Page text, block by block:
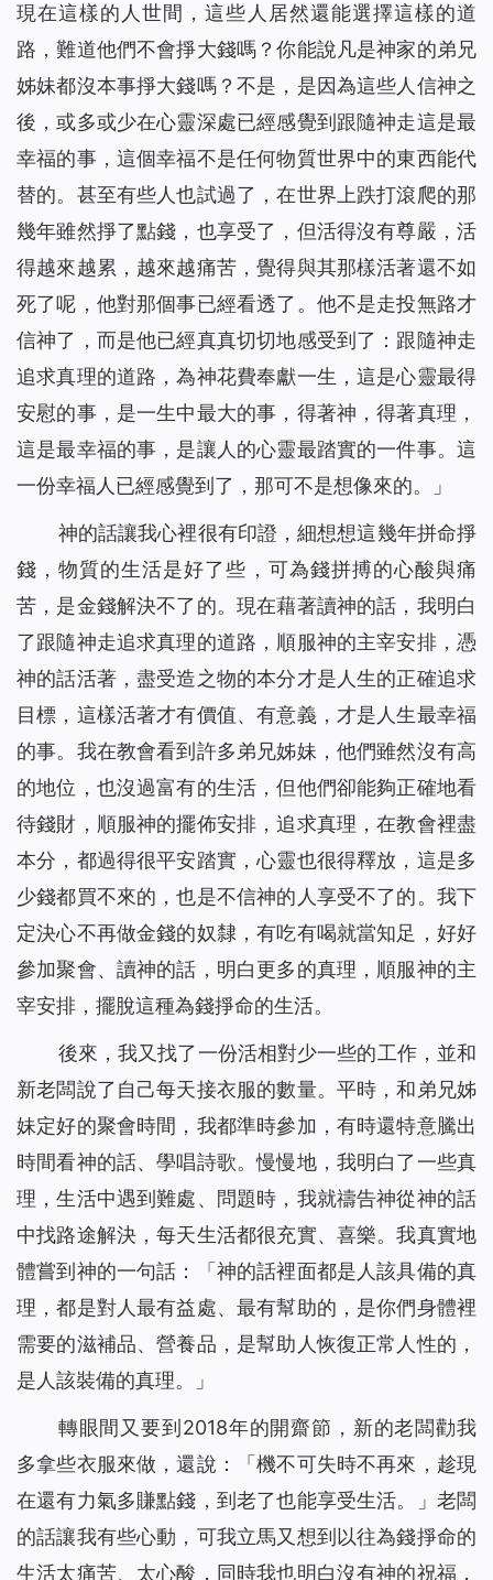
現在這樣的人世間，這些人居然還能選擇這樣的道
路，難道他們不會掙大錢嗎？你能說凡是神家的弟兄
姊妹都沒本事掙大錢嗎？不是，是因為這些人信神之
後，或多或少在心靈深處已經感覺到跟隨神走這是最
幸福的事，這個幸福不是任何物質世界中的東西能代
替的。甚至有些人也試過了，在世界上跌打滾爬的那
幾年雖然掙了點錢，也享受了，但活得沒有尊嚴，活
得越來越累，越來越痛苦，覺得與其那樣活著還不如
死了呢，他對那個事已經看透了。他不是走投無路才
信神了，而是他已經真真切切地感受到了：跟隨神走
追求真理的道路，為神花費奉獻一生，這是心靈最得
安慰的事，是一生中最大的事，得著神，得著真理，
這是最幸福的事，是讓人的心靈最踏實的一件事。這
一份幸福人已經感覺到了，那可不是想像來的。
」
神的話讓我心裡很有印證，細想想這幾年拼命掙
錢，物質的生活是好了些，可為錢拼搏的心酸與痛
苦，是金錢解決不了的。現在藉著讀神的話，我明白
了跟隨神走追求真理的道路，順服神的主宰安排，憑
神的話活著，盡受造之物的本分才是人生的正確追求
目標，這樣活著才有價值、有意義，才是人生最幸福
的事。我在教會看到許多弟兄姊妹，他們雖然沒有高
的地位，也沒過富有的生活，但他們卻能夠正確地看
待錢財，順服神的擺佈安排，追求真理，在教會裡盡
本分，都過得很平安踏實，心靈也很得釋放，這是多
少錢都買不來的，也是不信神的人享受不了的。我下
定決心不再做金錢的奴隸，有吃有喝就當知足，好好
參加聚會、讀神的話，明白更多的真理，順服神的主
宰安排，擺脫這種為錢掙命的生活。
後來，我又找了一份活相對少一些的工作，並和
新老闆說了自己每天接衣服的數量。平時，和弟兄姊
妹定好的聚會時間，我都準時參加，有時還特意騰出
時間看神的話、學唱詩歌。慢慢地，我明白了一些真
理，生活中遇到難處、問題時，我就禱告神從神的話
中找路途解決，每天生活都很充實、喜樂。我真實地
體嘗到神的一句話：「 神的話裡面都是人該具備的真
理，都是對人最有益處、最有幫助的，是你們身體裡
需要的滋補品、營養品，是幫助人恢復正常人性的，
是人該裝備的真理。
」
轉眼間又要到2018年的開齋節，新的老闆勸我
多拿些衣服來做，還說：「機不可失時不再來，趁現
在還有力氣多賺點錢，到老了也能享受生活。」老闆
的話讓我有些心動，可我立馬又想到以往為錢掙命的
生活太痛苦、太心酸，同時我也明白沒有神的祝福，